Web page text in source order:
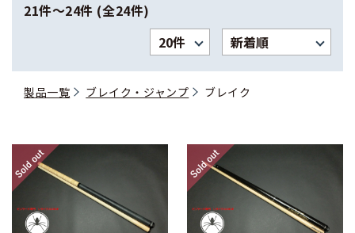
21件〜24件 (全24件)
製品一覧 ブレイク・ジャンプ ブレイク